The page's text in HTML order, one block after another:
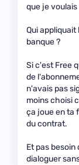
que je voulais
Qui appliquait
banque ?
Si c'est Free
de
n'avais pas
moins choisi
ça joue en ta
du contrat.
Et pas
dialoguer